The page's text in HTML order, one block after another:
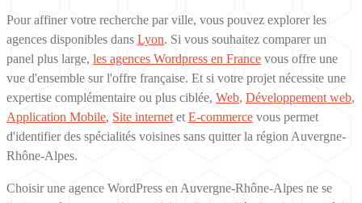
Pour affiner votre recherche par ville, vous pouvez explorer les
agences disponibles dans Lyon. Si vous souhaitez comparer un
panel plus large, les agences Wordpress en France vous offre une
vue d'ensemble sur l'offre française. Et si votre projet nécessite une
expertise complémentaire ou plus ciblée, Web, Développement web,
Application Mobile, Site internet et E-commerce vous permet
d'identifier des spécialités voisines sans quitter la région Auvergne-
Rhône-Alpes.
Choisir une agence WordPress en Auvergne-Rhône-Alpes ne se